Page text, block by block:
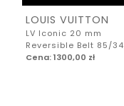
LOUIS VUITTON
LV Iconic 20 mm
Reversible Belt 85/34
Cena: 1300,00 zł